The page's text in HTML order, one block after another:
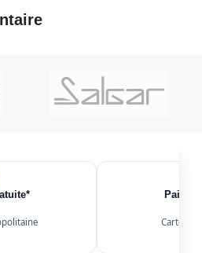
Carte,